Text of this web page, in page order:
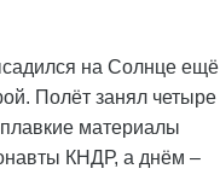
на Солнце ещё
Полёт занял четыре
материалы
КНДР, а днём –